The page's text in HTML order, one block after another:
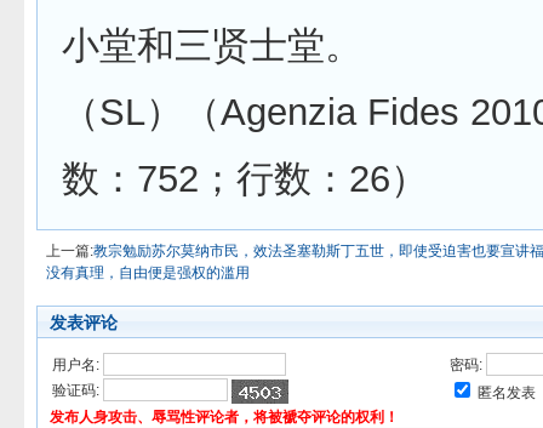
小堂和三贤士堂。
（SL）（Agenzia Fides
数：752；行数：26）
上一篇:教宗勉励苏尔莫纳市民，效法圣塞勒斯丁五世，即使受迫害也要宣讲
没有真理，自由便是强权的滥用
发表评论
用户名:
密码:
验证码:
匿名发表
发布人身攻击、辱骂性评论者，将被褫夺评论的权利！